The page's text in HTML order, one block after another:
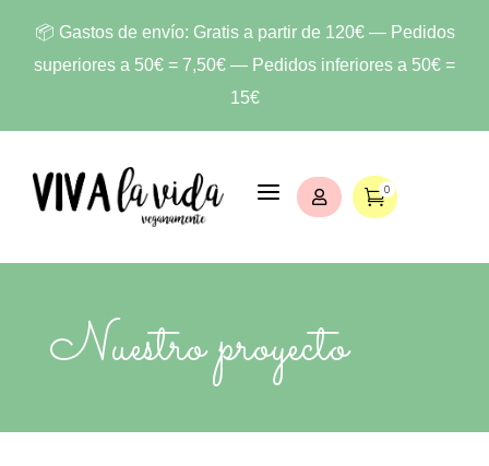
📦 Gastos de envío: Gratis a partir de 120€ — Pedidos
superiores a 50€ = 7,50€ — Pedidos inferiores a 50€ =
15€
a  0
Nuestro proyecto